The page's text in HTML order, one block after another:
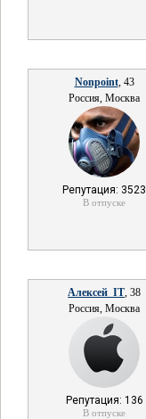
Nonpoint, 43
Россия, Москва
Репутация: 3523
В отпуске
Алексей_IT, 38
Россия, Москва
Репутация: 136
В отпуске